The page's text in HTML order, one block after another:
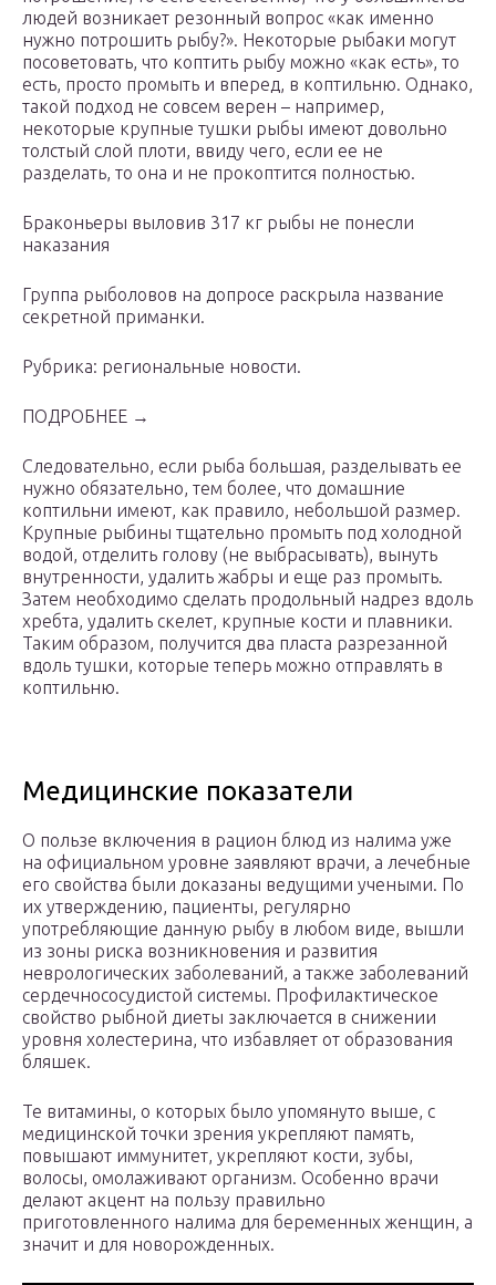
людей возникает резонный вопрос «как именно
нужно потрошить рыбу?». Некоторые рыбаки могут
посоветовать, что коптить рыбу можно «как есть», то
есть, просто промыть и вперед, в коптильню. Однако,
такой подход не совсем верен – например,
некоторые крупные тушки рыбы имеют довольно
толстый слой плоти, ввиду чего, если ее не
разделать, то она и не прокоптится полностью.
Браконьеры выловив 317 кг рыбы не понесли
наказания
Группа рыболовов на допросе раскрыла название
секретной приманки.
Рубрика: региональные новости.
ПОДРОБНЕЕ →
Следовательно, если рыба большая, разделывать ее
нужно обязательно, тем более, что домашние
коптильни имеют, как правило, небольшой размер.
Крупные рыбины тщательно промыть под холодной
водой, отделить голову (не выбрасывать), вынуть
внутренности, удалить жабры и еще раз промыть.
Затем необходимо сделать продольный надрез вдоль
хребта, удалить скелет, крупные кости и плавники.
Таким образом, получится два пласта разрезанной
вдоль тушки, которые теперь можно отправлять в
коптильню.
Медицинские показатели
О пользе включения в рацион блюд из налима уже
на официальном уровне заявляют врачи, а лечебные
его свойства были доказаны ведущими учеными. По
их утверждению, пациенты, регулярно
употребляющие данную рыбу в любом виде, вышли
из зоны риска возникновения и развития
неврологических заболеваний, а также заболеваний
сердечнососудистой системы. Профилактическое
свойство рыбной диеты заключается в снижении
уровня холестерина, что избавляет от образования
бляшек.
Те витамины, о которых было упомянуто выше, с
медицинской точки зрения укрепляют память,
повышают иммунитет, укрепляют кости, зубы,
волосы, омолаживают организм. Особенно врачи
делают акцент на пользу правильно
приготовленного налима для беременных женщин, а
значит и для новорожденных.